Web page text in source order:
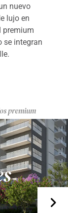
nuevo
lujo en
premium
se integran
premium